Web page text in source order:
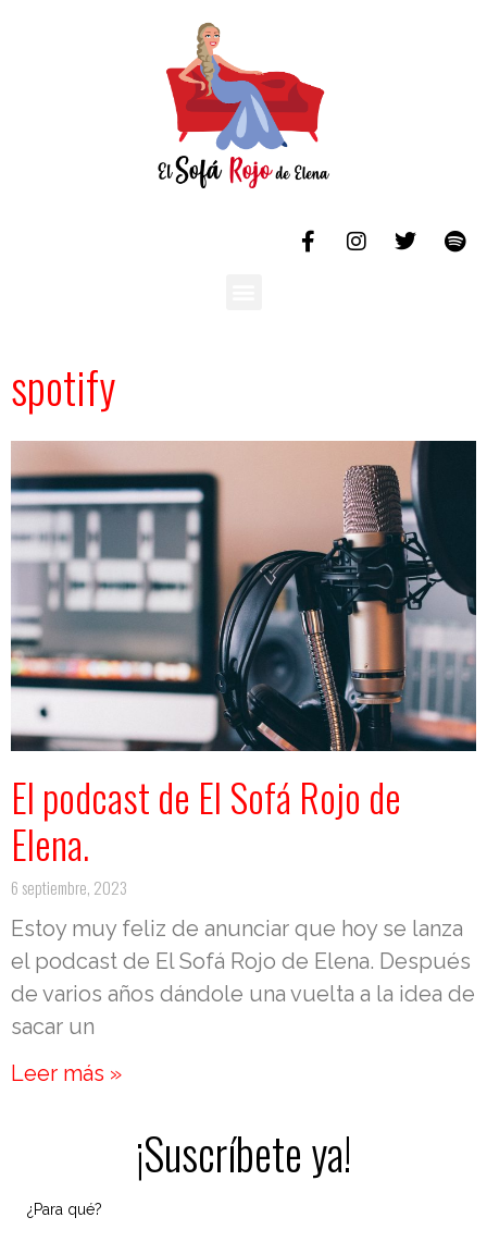
spotify
El podcast de El Sofá Rojo de
Elena.
6 septiembre, 2023
Estoy muy feliz de anunciar que hoy se lanza
el podcast de El Sofá Rojo de Elena. Después
de varios años dándole una vuelta a la idea de
sacar un
Leer más »
¡Suscríbete ya!
¿Para qué?